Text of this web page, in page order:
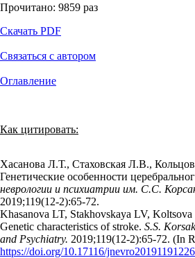
Прочитано: 9859 раз
Скачать PDF
Связаться с автором
Оглавление
Как цитировать:
Хасанова Л.Т., Стаховская Л.В.,
Генетические особенности
неврологии и психиатрии им. С.С.
2019;119(12‑2):65‑72.
Khasanova LT, Stakhovskaya LV,
Genetic characteristics of stroke. S.S.
and Psychiatry. 2019;119(12‑2):65‑72. (In
https://doi.org/10.17116/